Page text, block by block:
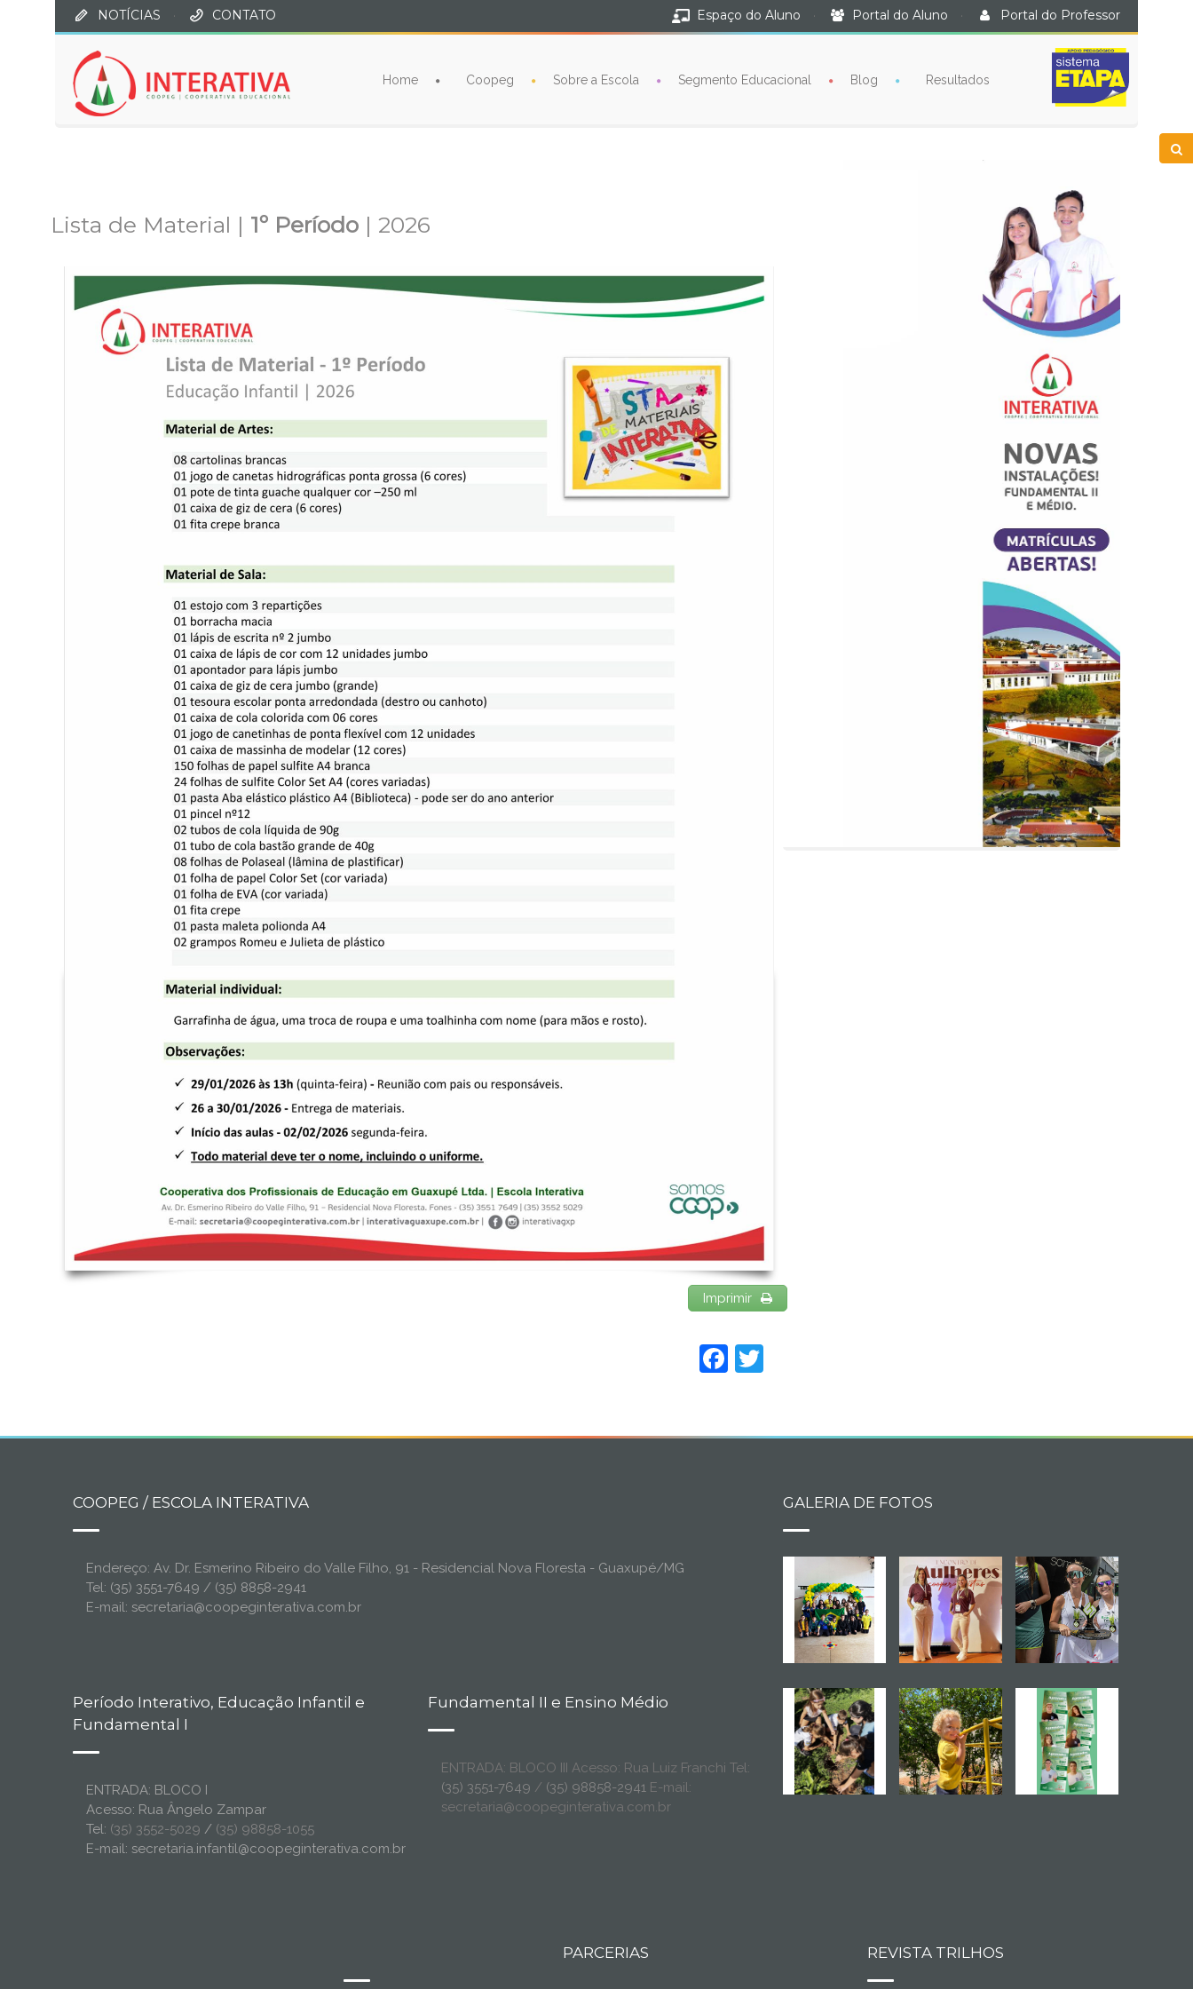
NOTÍCIAS · CONTATO Espaço do Aluno · Portal do Aluno · Portal do Professor
Home Coopeg Sobre a Escola Segmento Educacional Blog Resultados
Lista de Material | 1º Período | 2026
Imprimir
Facebook
Twitter
COOPEG / ESCOLA INTERATIVA
Endereço: Av. Dr. Esmerino Ribeiro do Valle Filho, 91 - Residencial Nova Floresta - Guaxupé/MG
Tel: (35) 3551-7649 / (35) 8858-2941
E-mail: secretaria@coopeginterativa.com.br
Período Interativo, Educação Infantil e
Fundamental I
ENTRADA: BLOCO I
Acesso: Rua Ângelo Zampar
Tel: (35) 3552-5029 / (35) 98858-1055
E-mail: secretaria.infantil@coopeginterativa.com.br
Fundamental II e Ensino Médio
ENTRADA: BLOCO III Acesso: Rua Luiz Franchi Tel:
(35) 3551-7649 / (35) 98858-2941E-mail:
secretaria@coopeginterativa.com.br
GALERIA DE FOTOS
PARCERIAS REVISTA TRILHOS